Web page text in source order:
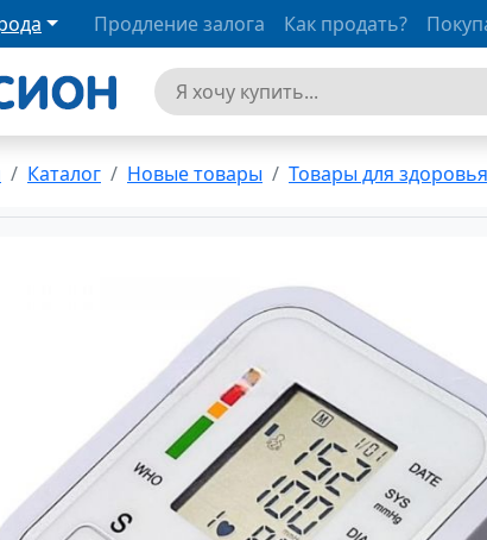
Продление залога Как продать?
Каталог Новые товары Товары для здоровья